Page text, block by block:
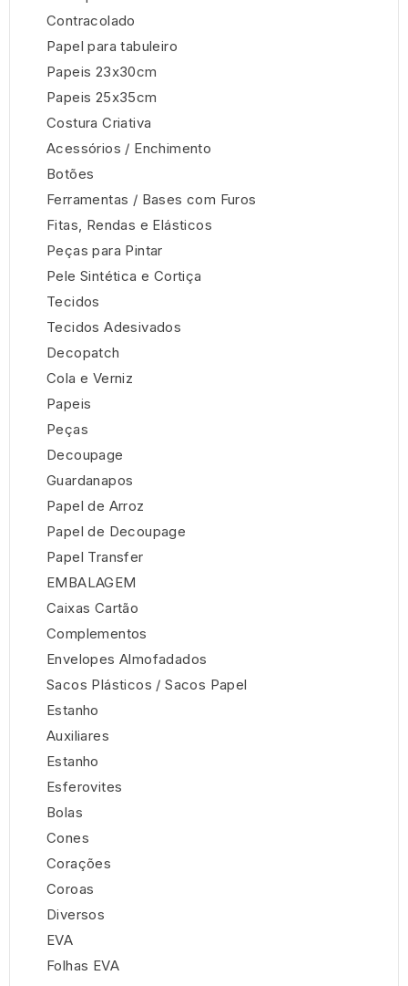
Contracolado
Papel para tabuleiro
Papeis 23x30cm
Papeis 25x35cm
Costura Criativa
Acessórios / Enchimento
Botões
Ferramentas / Bases com Furos
Fitas, Rendas e Elásticos
Peças para Pintar
Pele Sintética e Cortiça
Tecidos
Tecidos Adesivados
Decopatch
Cola e Verniz
Papeis
Peças
Decoupage
Guardanapos
Papel de Arroz
Papel de Decoupage
Papel Transfer
EMBALAGEM
Caixas Cartão
Complementos
Envelopes Almofadados
Sacos Plásticos / Sacos Papel
Estanho
Auxiliares
Estanho
Esferovites
Bolas
Cones
Corações
Coroas
Diversos
EVA
Folhas EVA